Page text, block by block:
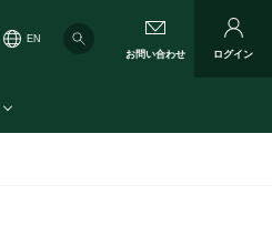
EN
お問い合わせ
ログイン